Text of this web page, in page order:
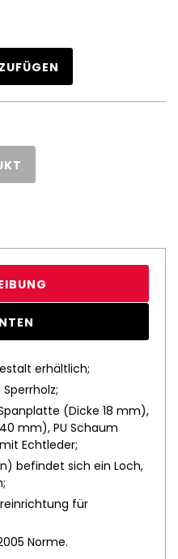
erhältlich;
(Dicke 18 mm),
mm), PU Schaum
Echtleder;
befindet sich ein Loch,
für
Norme.